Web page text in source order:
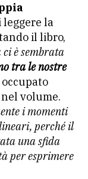
leggere la
il libro,
ci è sembrata
tra le nostre
occupato
volume.
i momenti
perché il
una sfida
per esprimere